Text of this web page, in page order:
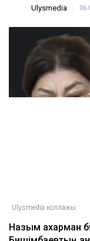
Ulysmedia
Ulysmedia коллажы
Назым Қахарман